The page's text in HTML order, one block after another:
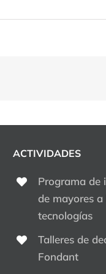
ACTIVIDADES
Programa de
de mayores
tecnologías
Talleres de
Fondant